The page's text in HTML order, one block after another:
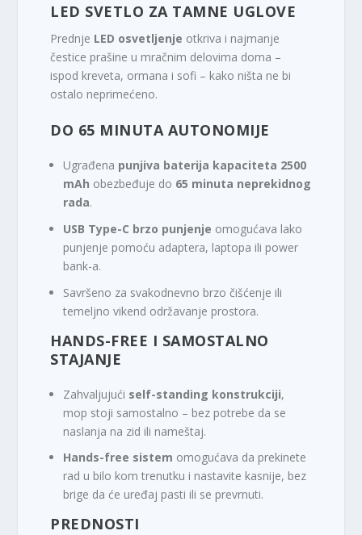
LED SVETLO ZA TAMNE UGLOVE
Prednje LED osvetljenje otkriva i najmanje
čestice prašine u mračnim delovima doma –
ispod kreveta, ormana i sofi – kako ništa ne bi
ostalo neprimećeno.
DO 65 MINUTA AUTONOMIJE
Ugrađena punjiva baterija kapaciteta 2500
mAh obezbeđuje do 65 minuta neprekidnog
rada.
USB Type-C brzo punjenje omogućava lako
punjenje pomoću adaptera, laptopa ili power
bank-a.
Savršeno za svakodnevno brzo čišćenje ili
temeljno vikend održavanje prostora.
HANDS-FREE I SAMOSTALNO
STAJANJE
Zahvaljujući self-standing konstrukciji,
mop stoji samostalno – bez potrebe da se
naslanja na zid ili nameštaj.
Hands-free sistem omogućava da prekinete
rad u bilo kom trenutku i nastavite kasnije, bez
brige da će uređaj pasti ili se prevrnuti.
PREDNOSTI